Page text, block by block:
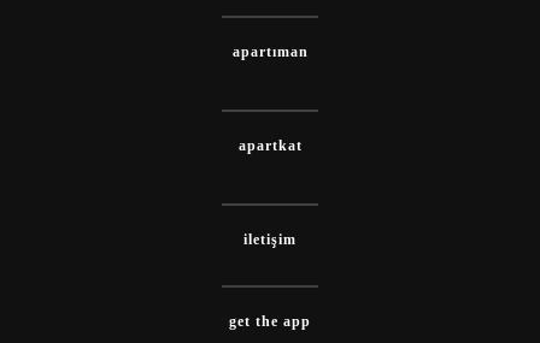
apartıman
apartkat
iletişim
get the app